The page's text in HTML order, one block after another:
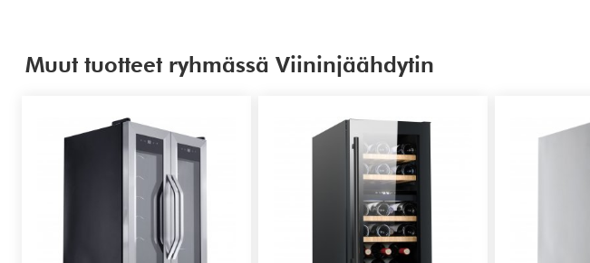
Muut tuotteet ryhmässä Viininjäähdytin